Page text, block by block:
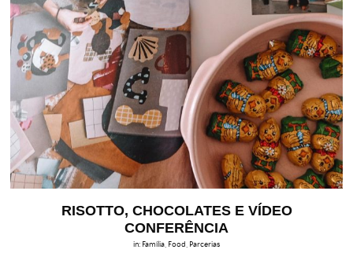
RISOTTO, CHOCOLATES E VÍDEO
CONFERÊNCIA
in: Família, Food, Parcerias